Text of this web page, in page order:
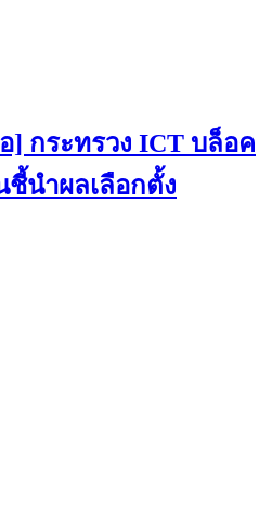
] กระทรวง ICT บล็อค
ชี้นำผลเลือกตั้ง